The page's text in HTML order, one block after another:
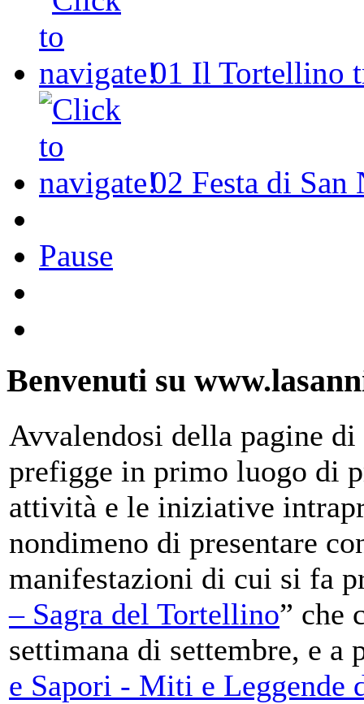
01 Il Tortellino
02 Festa di San
Pause
Benvenuti su
Avvalendosi della pagine
prefigge in primo luogo di
attività e le iniziative
nondimeno di presentare
manifestazioni di cui si fa
– Sagra del Tortellino” che
settimana di settembre, e a
e Sapori - Miti e Leggende